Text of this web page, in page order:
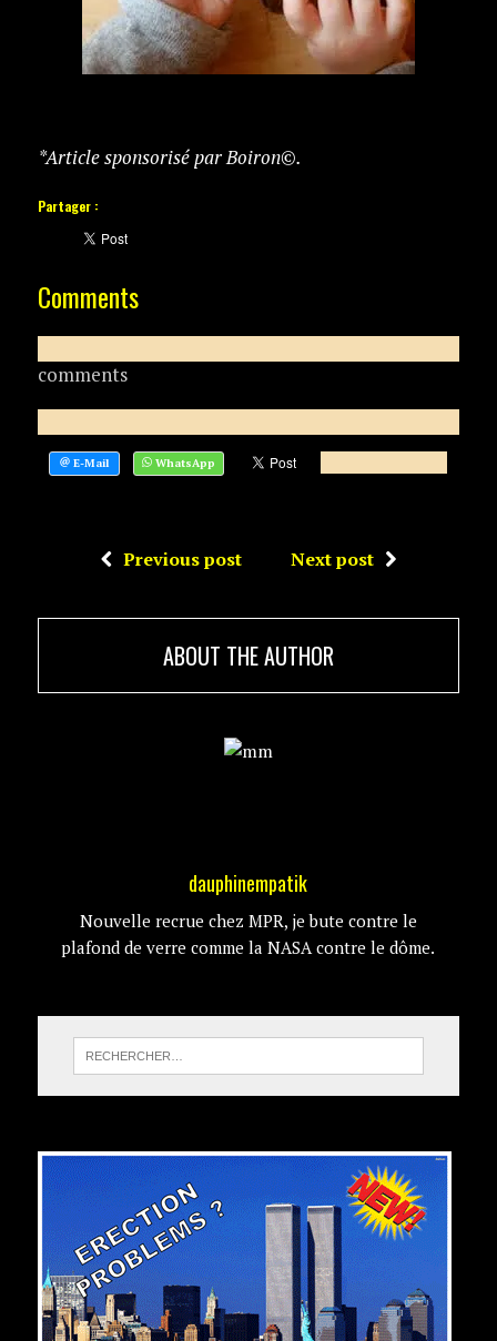
*Article sponsorisé par Boiron©.
Partager :
Comments
comments
Previous post Next post
ABOUT THE AUTHOR
dauphinempatik
Nouvelle recrue chez MPR, je bute contre le
plafond de verre comme la NASA contre le dôme.